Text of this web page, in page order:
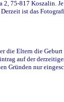
75-817 Koszalin.
ist das
die Eltern die
auf der
Gründen nur